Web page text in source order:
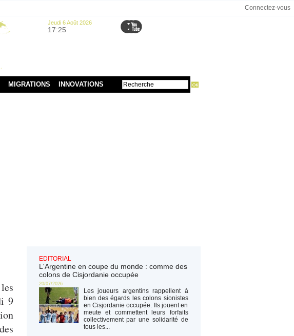
Connectez-vous
Jeudi 6 Août 2026
17:25
MIGRATIONS INNOVATIONS
9
EDITORIAL
L'Argentine en coupe du monde : comme des
colons de Cisjordanie occupée
20/07/2026
Les joueurs argentins rappellent à
bien des égards les colons sionistes
en Cisjordanie occupée. Ils jouent en
meute et commettent leurs forfaits
collectivement par une solidarité de
tous les...